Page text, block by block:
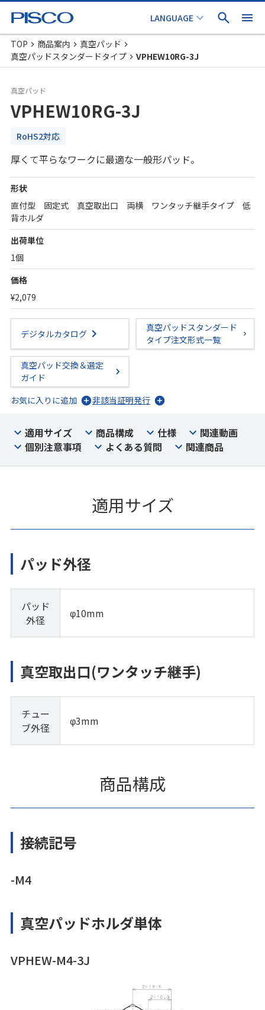
TOP 商品案内
真空パッド
真空パッドスタンダードタイプ
VPHEW10RG-3J
真空パッド
VPHEW10RG-3J
RoHS2対応
厚くて平らなワークに最適な一般形パッド。
形状
直付型 固定式 真空取出口 両横 ワンタッチ継手タイプ 低
背ホルダ
出荷単位
1個
価格
¥2,079
デジタルカタログ
真空パッドスタンダード
タイプ注文形式一覧
真空パッド交換＆選定
ガイド
お気に入りに追加
非該当証明発行
適用サイズ 商品構成 仕様
関連動画
個別注意事項
よくある質問 関連商品
適用サイズ
パッド外径
パッド
外径
φ10mm
真空取出口(ワンタッチ継手)
チュー
ブ外径
φ3mm
商品構成
接続記号
-M4
真空パッドホルダ単体
VPHEW-M4-3J